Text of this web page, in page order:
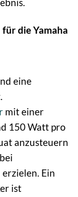
die Yamaha
eine
mit einer
150 Watt pro
anzusteuern
Ein
ist